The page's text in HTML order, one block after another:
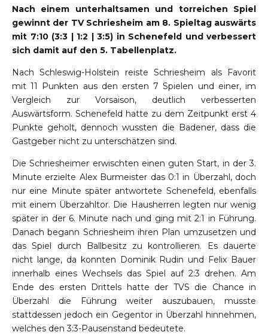
Nach einem unterhaltsamen und torreichen Spiel
gewinnt der TV Schriesheim am 8. Spieltag auswärts
mit 7:10 (3:3 | 1:2 | 3:5) in Schenefeld und verbessert
sich damit auf den 5. Tabellenplatz.
Nach Schleswig-Holstein reiste Schriesheim als Favorit
mit 11 Punkten aus den ersten 7 Spielen und einer, im
Vergleich zur Vorsaison, deutlich verbesserten
Auswärtsform. Schenefeld hatte zu dem Zeitpunkt erst 4
Punkte geholt, dennoch wussten die Badener, dass die
Gastgeber nicht zu unterschätzen sind.
Die Schriesheimer erwischten einen guten Start, in der 3.
Minute erzielte Alex Burmeister das 0:1 in Überzahl, doch
nur eine Minute später antwortete Schenefeld, ebenfalls
mit einem Überzahltor. Die Hausherren legten nur wenig
später in der 6. Minute nach und ging mit 2:1 in Führung.
Danach begann Schriesheim ihren Plan umzusetzen und
das Spiel durch Ballbesitz zu kontrollieren. Es dauerte
nicht lange, da konnten Dominik Rudin und Felix Bauer
innerhalb eines Wechsels das Spiel auf 2:3 drehen. Am
Ende des ersten Drittels hatte der TVS die Chance in
Überzahl die Führung weiter auszubauen, musste
stattdessen jedoch ein Gegentor in Überzahl hinnehmen,
welches den 3:3-Pausenstand bedeutete.